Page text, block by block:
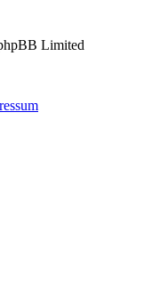
Limited